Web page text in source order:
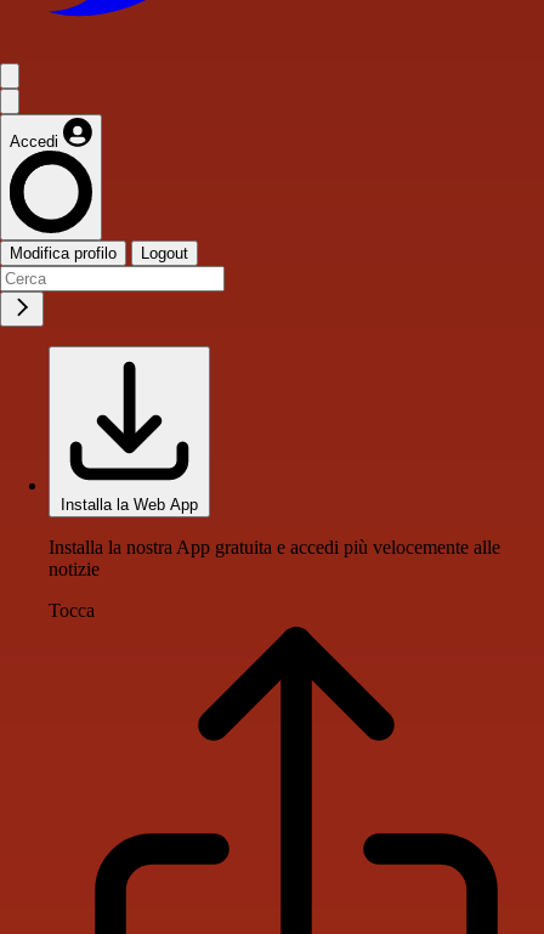
Accedi
Modifica profilo Logout
Installa la Web App
Installa la nostra App gratuita e accedi più velocemente alle
notizie
Tocca